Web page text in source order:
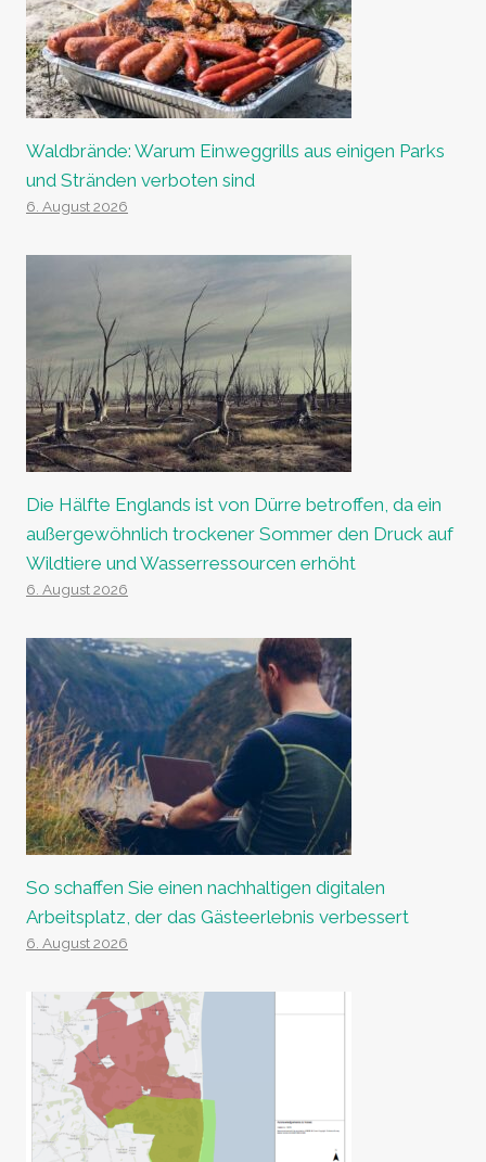
Waldbrände: Warum Einweggrills aus einigen Parks
und Stränden verboten sind
6. August 2026
Die Hälfte Englands ist von Dürre betroffen, da ein
außergewöhnlich trockener Sommer den Druck auf
Wildtiere und Wasserressourcen erhöht
6. August 2026
So schaffen Sie einen nachhaltigen digitalen
Arbeitsplatz, der das Gästeerlebnis verbessert
6. August 2026